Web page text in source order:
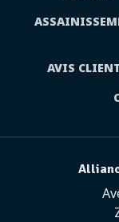
AVIS